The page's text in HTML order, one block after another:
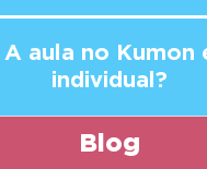
A aula no Kumon
individual?
Blog